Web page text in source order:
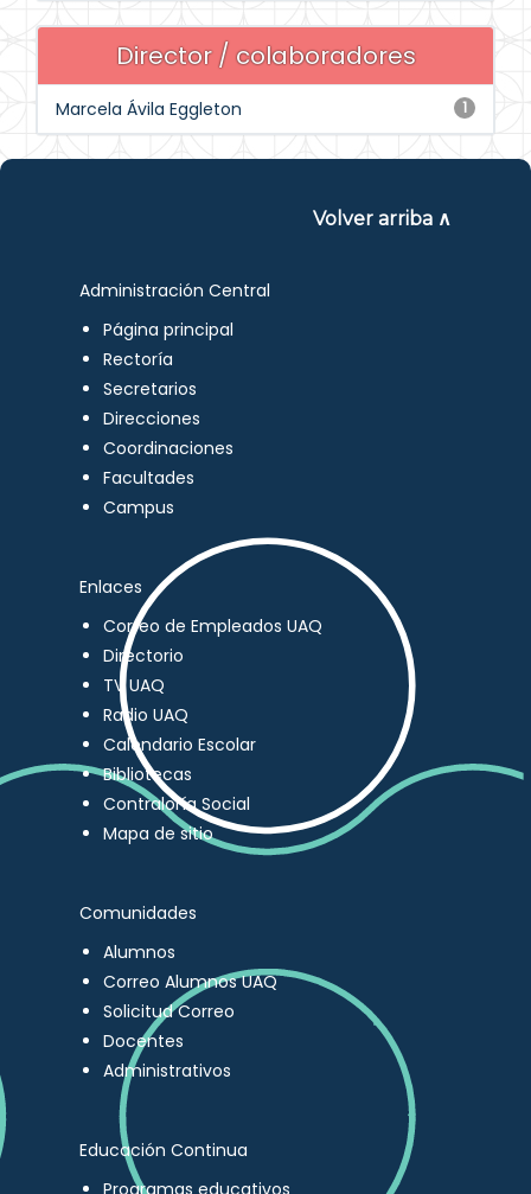
Director / colaboradores
1
Marcela Ávila Eggleton
Volver arriba ∧
Administración Central
Página principal
Rectoría
Secretarios
Direcciones
Coordinaciones
Facultades
Campus
Enlaces
Correo de Empleados UAQ
Directorio
TV UAQ
Radio UAQ
Calendario Escolar
Bibliotecas
Contraloría Social
Mapa de sitio
Comunidades
Alumnos
Correo Alumnos UAQ
Solicitud Correo
Docentes
Administrativos
Educación Continua
Programas educativos